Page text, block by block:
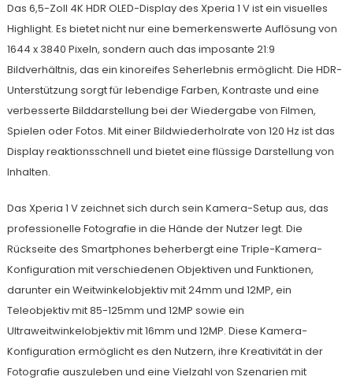
Das 6,5-Zoll 4K HDR OLED-Display des Xperia 1 V ist ein visuelles
Highlight. Es bietet nicht nur eine bemerkenswerte Auflösung von
1644 x 3840 Pixeln, sondern auch das imposante 21:9
Bildverhältnis, das ein kinoreifes Seherlebnis ermöglicht. Die HDR-
Unterstützung sorgt für lebendige Farben, Kontraste und eine
verbesserte Bilddarstellung bei der Wiedergabe von Filmen,
Spielen oder Fotos. Mit einer Bildwiederholrate von 120 Hz ist das
Display reaktionsschnell und bietet eine flüssige Darstellung von
Inhalten.
Das Xperia 1 V zeichnet sich durch sein Kamera-Setup aus, das
professionelle Fotografie in die Hände der Nutzer legt. Die
Rückseite des Smartphones beherbergt eine Triple-Kamera-
Konfiguration mit verschiedenen Objektiven und Funktionen,
darunter ein Weitwinkelobjektiv mit 24mm und 12MP, ein
Teleobjektiv mit 85-125mm und 12MP sowie ein
Ultraweitwinkelobjektiv mit 16mm und 12MP. Diese Kamera-
Konfiguration ermöglicht es den Nutzern, ihre Kreativität in der
Fotografie auszuleben und eine Vielzahl von Szenarien mit